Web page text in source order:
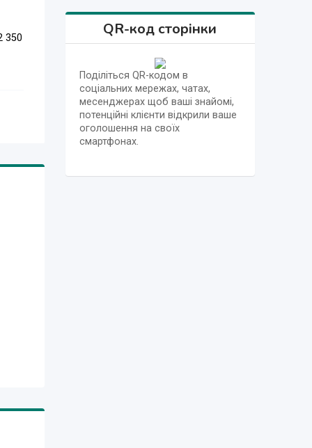
350
QR-код сторінки
Поділіться QR-кодом в
соціальних мережах, чатах,
месенджерах щоб ваші знайомі,
потенційні клієнти відкрили ваше
оголошення на своїх
смартфонах.